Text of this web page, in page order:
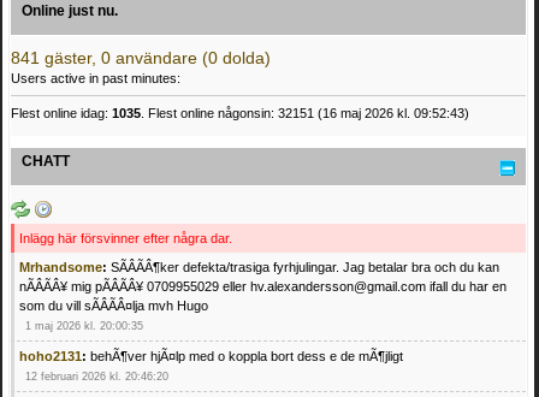
Online just nu.
841 gäster, 0 användare (0 dolda)
Users active in past minutes:
Flest online idag: 1035 . Flest online någonsin: 32151 (16 maj 2026 kl. 09:52:43)
CHATT
Inlägg här försvinner efter några dar.
Mrhandsome: SÃÂÃÂ¶ker defekta/trasiga fyrhjulingar. Jag betalar bra och du kan
nÃÂÃÂ¥ mig pÃÂÃÂ¥ 0709955029 eller hv.alexandersson@gmail.com ifall du har en
som du vill sÃÂÃÂ¤lja mvh Hugo
1 maj 2026 kl. 20:00:35
hoho2131: behÃ¶ver hjÃ¤lp med o koppla bort dess e de mÃ¶jligt
12 februari 2026 kl. 20:46:20